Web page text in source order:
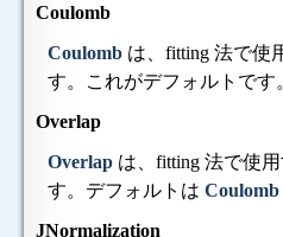
Coulomb
Coulomb は、fitting 法で使
す。これがデフォルトです
Overlap
Overlap は、fitting 法で使
す。デフォルトは Coulomb
JNormalization